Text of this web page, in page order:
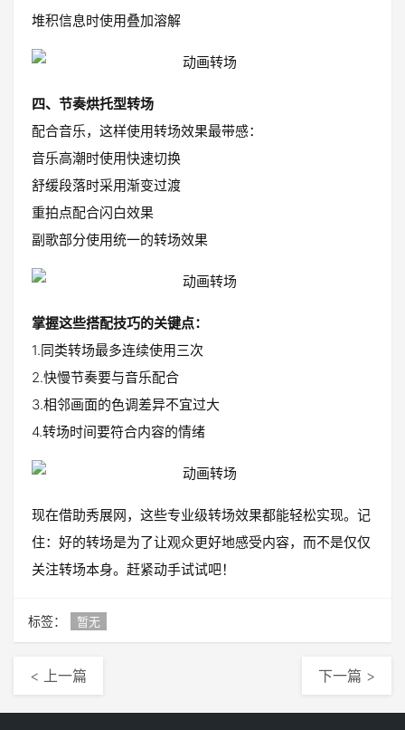
堆积信息时使用叠加溶解
四、节奏烘托型转场
配合音乐，这样使用转场效果最带感：
音乐高潮时使用快速切换
舒缓段落时采用渐变过渡
重拍点配合闪白效果
副歌部分使用统一的转场效果
掌握这些搭配技巧的关键点：
1.同类转场最多连续使用三次
2.快慢节奏要与音乐配合
3.相邻画面的色调差异不宜过大
4.转场时间要符合内容的情绪
现在借助秀展网，这些专业级转场效果都能轻松实现。记
住：好的转场是为了让观众更好地感受内容，而不是仅仅
关注转场本身。赶紧动手试试吧！
标签： 暂无
< 上一篇 下一篇 >